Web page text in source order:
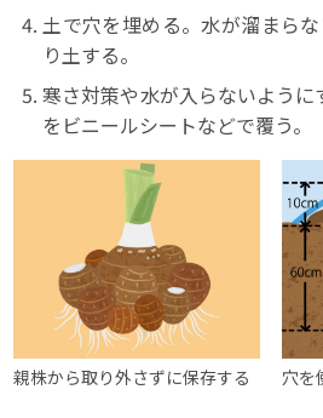
土で穴を埋める。水が溜まら
り土する。
寒さ対策や水が入らないよう
をビニールシートなどで覆う。
親株から取り外さずに保存する 穴を